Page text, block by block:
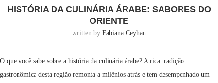
HISTÓRIA DA CULINÁRIA ÁRABE: SABORES DO
ORIENTE
written by Fabiana Ceyhan
O que você sabe sobre a história da culinária árabe? A rica tradição
gastronômica desta região remonta a milênios atrás e tem desempenhado um